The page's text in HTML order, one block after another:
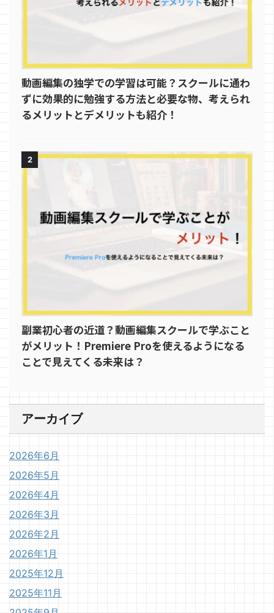
動画編集の独学での学習は可能？スクールに通わ
ずに効果的に勉強する方法と必要な物、考えられ
るメリットとデメリットも紹介！
2
副業初心者の近道？動画編集スクールで学ぶこと
がメリット！Premiere Proを使えるようになる
ことで見えてくる未来は？
アーカイブ
2026年6月
2026年5月
2026年4月
2026年3月
2026年2月
2026年1月
2025年12月
2025年11月